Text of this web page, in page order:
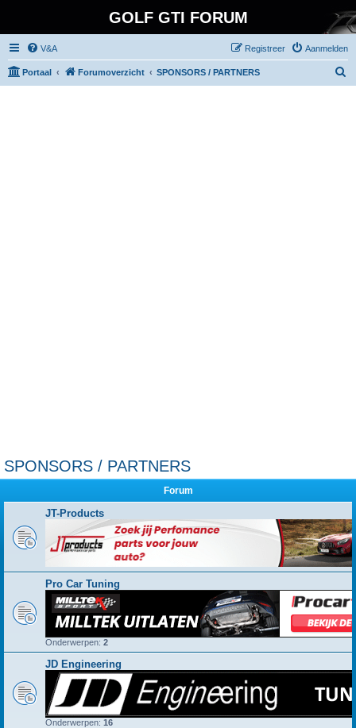
GOLF GTI FORUM
V&A Aanmelden
Registreer
Portaal Forumoverzicht SPONSORS / PARTNERS
SPONSORS / PARTNERS
Forum
JT-Products
Pro Car Tuning
Onderwerpen: 2
JD Engineering
Onderwerpen: 16